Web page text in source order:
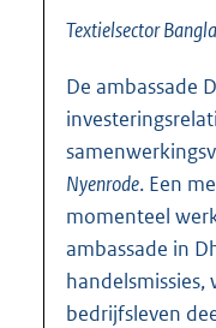
Textielsector
De ambassade
Nyenrode. Een
momenteel
ambassade in
bedrijfsleven